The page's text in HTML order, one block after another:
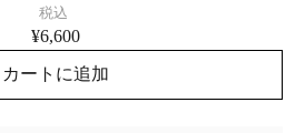
税込
¥6,600
カートに追加